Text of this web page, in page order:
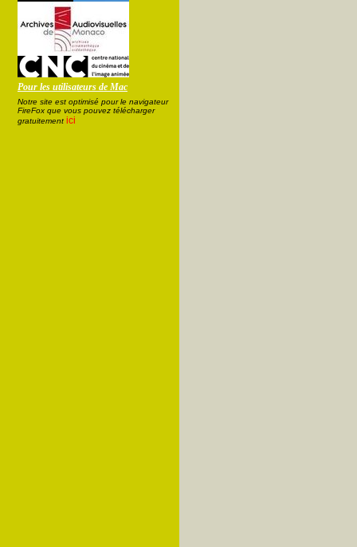
Pour les utilisateurs de Mac
Notre site est optimisé pour le navigateur
FireFox que vous pouvez télécharger
gratuitement ici